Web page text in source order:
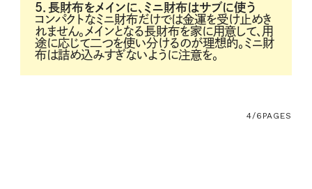
5．長財布をメインに、ミニ財布はサブに使う
コンパクトなミニ財布だけでは金運を受け止めき
れません。メインとなる長財布を家に用意して、用
途に応じて二つを使い分けるのが理想的。ミニ財
布は詰め込みすぎないように注意を。
4/6 PAGES